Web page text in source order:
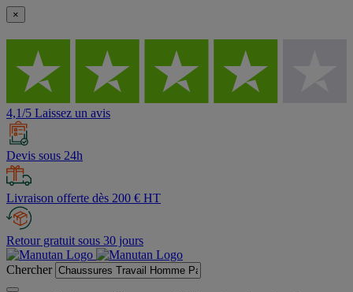
×
4,1/5 Laissez un avis
Devis sous 24h
Livraison offerte dès 200 € HT
Retour gratuit sous 30 jours
Chercher